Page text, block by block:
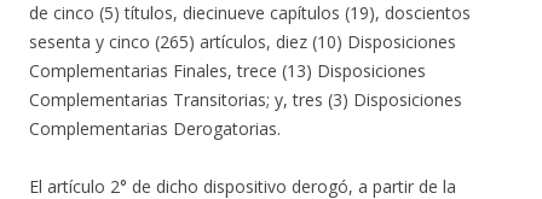
de cinco (5) títulos, diecinueve capítulos (19), doscientos
sesenta y cinco (265) artículos, diez (10) Disposiciones
Complementarias Finales, trece (13) Disposiciones
Complementarias Transitorias; y, tres (3) Disposiciones
Complementarias Derogatorias.
El artículo 2° de dicho dispositivo derogó, a partir de la